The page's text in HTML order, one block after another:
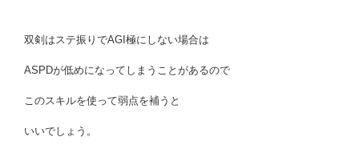
双剣はステ振りでAGI極にしない場合は
ASPDが低めになってしまうことがあるので
このスキルを使って弱点を補うと
いいでしょう。